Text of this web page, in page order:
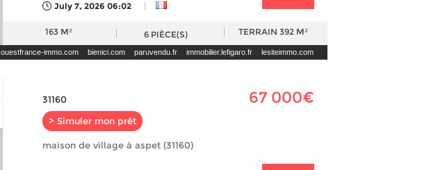
July 7, 2026 06:02 |
163 M² 6 PIÈCE(S) TERRAIN 392 M²
ouestfrance-immo.com bienici.com paruvendu.fr immobilier.lefigaro.fr lesiteimmo.com
31160
> Simuler mon prêt
67 000€
maison de village à aspet (31160)